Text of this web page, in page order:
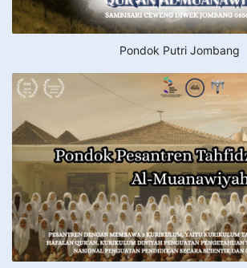
Pondok Putri Jombang